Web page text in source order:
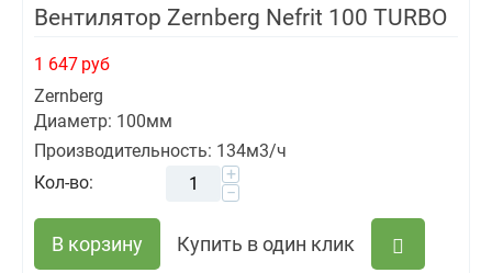
Вентилятор Zernberg Nefrit 100 TURBO
1 647 руб
Zernberg
Диаметр: 100мм
Производительность: 134м3/ч
Кол-во:
+
−
В корзину Купить в один клик